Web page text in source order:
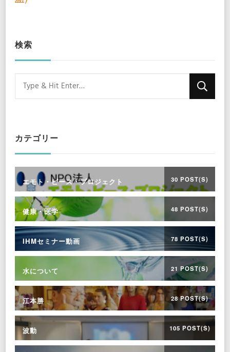
検索
Looking
for
カテゴリー
エモト・ピース・プロジェクト 30 POST(S)
健康・医学 48 POST(S)
IHMセミナー動画 78 POST(S)
水について 21 POST(S)
江本勝 28 POST(S)
波動 105 POST(S)